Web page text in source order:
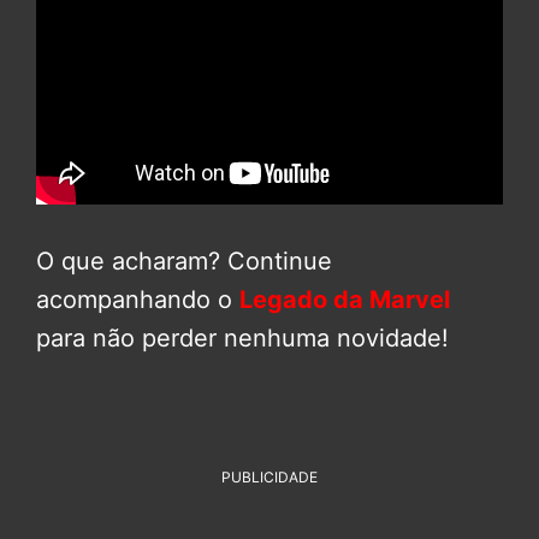
O que acharam? Continue
acompanhando o Legado da Marvel
para não perder nenhuma novidade!
PUBLICIDADE